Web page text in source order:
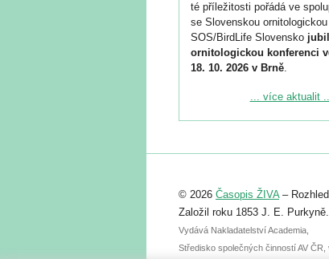
té příležitosti pořádá ve
se Slovenskou
SOS/BirdLife Slovensko
ornitologickou konferenci
18. 10. 2026 v Brně.
Podrobnější informace ke
Registrovat se můžete do 6.
abstraktu přihlášené
posteru je už 30. června.
... více aktualit
© 2026 Časopis ŽIVA–
Založil roku 1853 J. E. Purkyně.
Vydává Nakladatelství Academia,
Středisko společných činností AV ČR,